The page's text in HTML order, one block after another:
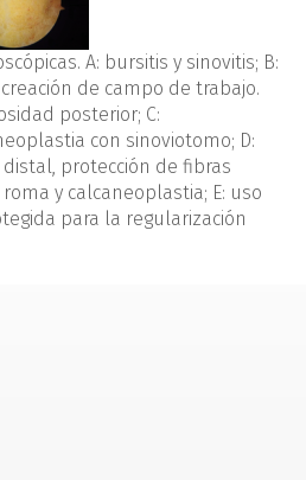
A: bursitis y sinovitis; B:
de campo de trabajo.
posterior; C:
con sinoviotomo; D:
protección de fibras
y calcaneoplastia; E: uso
para la regularización